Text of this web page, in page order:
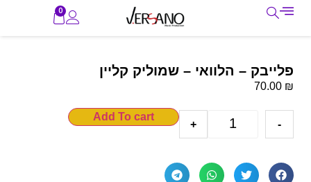
0
פלייבק – הלוואי – שמוליק קליין
70.00 ₪
-
+
Add To cart